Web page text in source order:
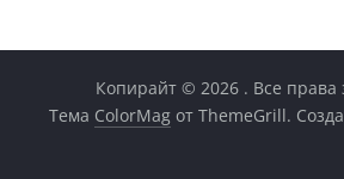
Копирайт © 2026 . Все
Тема ColorMag от ThemeGrill.